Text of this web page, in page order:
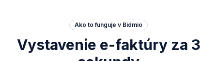
Ako to funguje v Bidmio
Vystavenie e-faktúry za 3